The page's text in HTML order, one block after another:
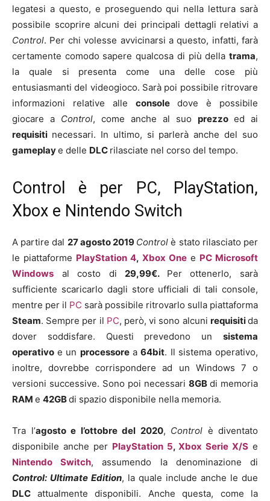
legatesi a questo, e proseguendo qui nella lettura sarà
possibile scoprire alcuni dei principali dettagli relativi a
Control. Per chi volesse avvicinarsi a questo, infatti, farà
certamente comodo sapere qualcosa di più della trama,
la quale si presenta come una delle cose più
entusiasmanti del videogioco. Sarà poi possibile ritrovare
informazioni relative alle console dove è possibile
giocare a Control, come anche al suo prezzo ed ai
requisiti necessari. In ultimo, si parlerà anche del suo
gameplaye delle DLC rilasciate nel corso del tempo.
Control è per PC, PlayStation,
Xbox e Nintendo Switch
A partire dal 27 agosto 2019 Controlè stato rilasciato per
le piattaforme PlayStation 4, Xbox Onee PC Microsoft
Windows al costo di29,99€. Per ottenerlo, sarà
sufficiente scaricarlo dagli store ufficiali di tali console,
mentre per il PC sarà possibile ritrovarlo sulla piattaforma
Steam. Sempre per il PC, però, vi sono alcuni requisitida
dover soddisfare. Questi prevedono un sistema
operativo e un processore a64bit. Il sistema operativo,
inoltre, dovrebbe corrispondere ad un Windows 7 o
versioni successive. Sono poi necessari 8GB di memoria
RAM e 42GBdi spazio disponibile nella memoria.
Tra l’agosto e l’ottobre del 2020, Control è diventato
disponibile anche per PlayStation 5,Xbox Serie X/S e
Nintendo Switch, assumendo la denominazione di
Control: Ultimate Edition, la quale include anche le due
DLC attualmente disponibili. Anche questa, come la